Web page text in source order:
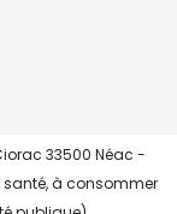
33500 Néac -
à consommer